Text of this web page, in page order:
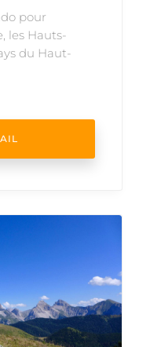
pour
les Hauts-
du Haut-